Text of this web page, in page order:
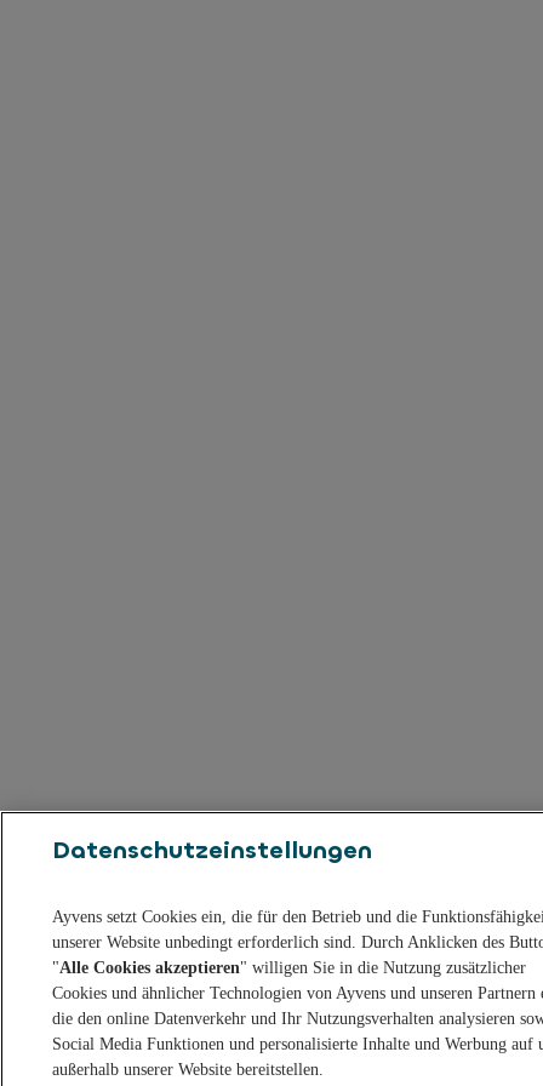
Datenschutzeinstellungen
Ayvens setzt Cookies ein, die für den Betrieb und die
unserer Website unbedingt erforderlich sind. Durch Anklicken des
"Alle Cookies akzeptieren" willigen Sie in die Nutzung zusätzlicher
Cookies und ähnlicher Technologien von Ayvens und unseren Partnern
die den online Datenverkehr und Ihr Nutzungsverhalten analysieren
Social Media Funktionen und personalisierte Inhalte und Werbung auf
außerhalb unserer Website bereitstellen.